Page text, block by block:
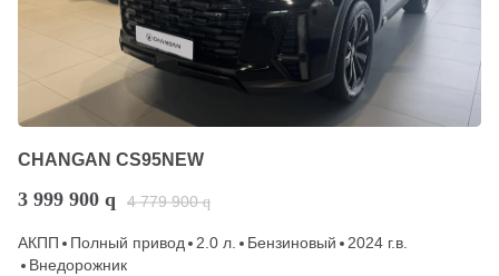
CHANGAN CS95NEW
3 999 900 q 4 779 900 q
АКПП Полный привод 2.0 л. Бензиновый
2024 г.в.
Внедорожник